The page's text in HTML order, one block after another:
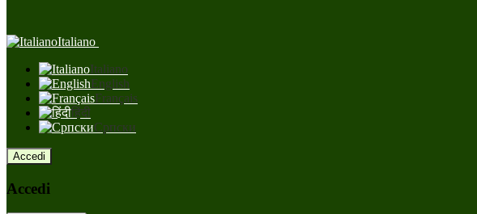
Italiano
Italiano
English
Français
हिंदी
Српски
Accedi
Accedi